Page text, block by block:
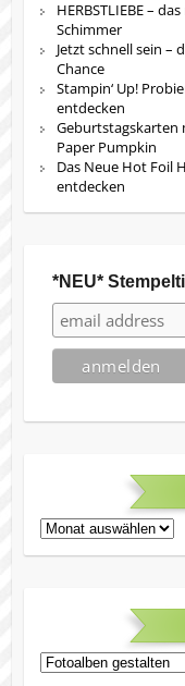
HERBSTLIEBE –
Schimmer
Jetzt schnell sein –
Chance
Stampin‘ Up!
entdecken
Geburtstagskarten
Paper Pumpkin
Das Neue Hot Foil
entdecken
*NEU*
Archiv
Kategorien